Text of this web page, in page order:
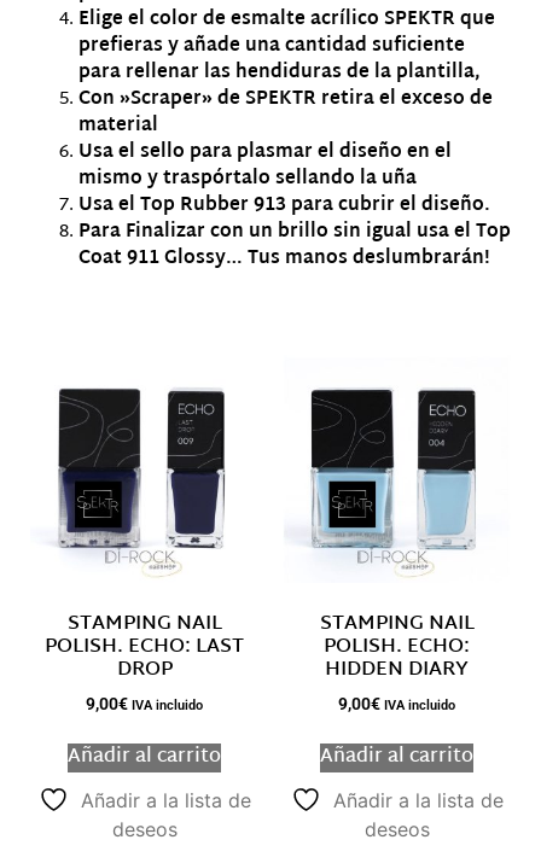
Elige el color de esmalte acrílico SPEKTR que
prefieras y añade una cantidad suficiente
para rellenar las hendiduras de la plantilla,
Con »Scraper» de SPEKTR retira el exceso de
material
Usa el sello para plasmar el diseño en el
mismo y traspórtalo sellando la uña
Usa el Top Rubber 913 para cubrir el diseño.
Para Finalizar con un brillo sin igual usa el Top
Coat 911 Glossy… Tus manos deslumbrarán!
STAMPING NAIL
POLISH. ECHO: LAST
DROP
9,00€ IVA incluido
Añadir al carrito
Añadir a la lista de
deseos
STAMPING NAIL
POLISH. ECHO:
HIDDEN DIARY
9,00€ IVA incluido
Añadir al carrito
Añadir a la lista de
deseos